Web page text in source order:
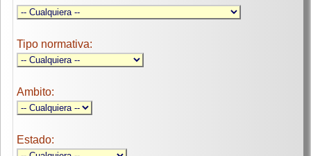
Tipo normativa:
Ambito:
Estado: